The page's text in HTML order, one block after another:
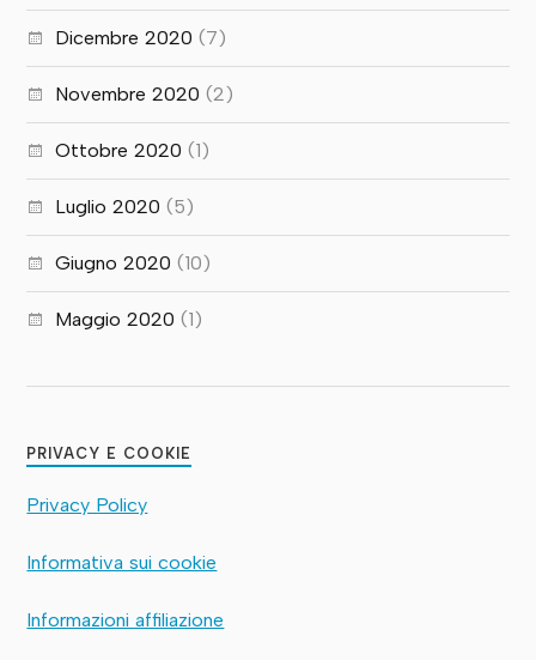
Dicembre 2020 (7)
Novembre 2020 (2)
Ottobre 2020 (1)
Luglio 2020 (5)
Giugno 2020 (10)
Maggio 2020 (1)
PRIVACY E COOKIE
Privacy Policy
Informativa sui cookie
Informazioni affiliazione